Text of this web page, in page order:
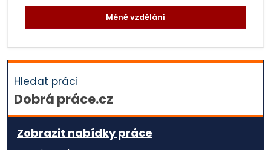
Méně vzdělání
Hledat práci
Dobrá práce.cz
Zobrazit nabídky práce